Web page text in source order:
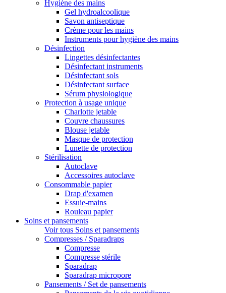
Hygiène des mains
Gel hydroalcoolique
Savon antiseptique
Crème pour les mains
Instruments pour hygiène des mains
Désinfection
Lingettes désinfectantes
Désinfectant instruments
Désinfectant sols
Désinfectant surface
Sérum physiologique
Protection à usage unique
Charlotte jetable
Couvre chaussures
Blouse jetable
Masque de protection
Lunette de protection
Stérilisation
Autoclave
Accessoires autoclave
Consommable papier
Drap d'examen
Essuie-mains
Rouleau papier
Soins et pansements
Voir tous Soins et pansements
Compresses / Sparadraps
Compresse
Compresse stérile
Sparadrap
Sparadrap micropore
Pansements / Set de pansements